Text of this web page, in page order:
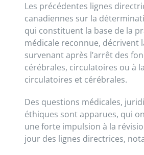
Les précédentes lignes
canadiennes sur la
qui constituent la base de la
médicale reconnue, décrivent
survenant après l’arrêt des
cérébrales, circulatoires ou à
circulatoires et cérébrales.
Des questions médicales,
éthiques sont apparues, qui
une forte impulsion à la
jour des lignes directrices,